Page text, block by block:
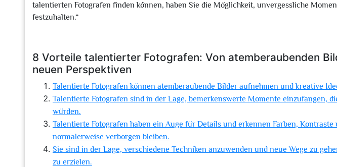
talentierten Fotografen finden können, haben Sie die Möglichkeit, unvergessliche
festzuhalten.“
8 Vorteile talentierter Fotografen: Von atemberaubenden
neuen Perspektiven
Talentierte Fotografen können atemberaubende Bilder aufnehmen und kreative
Talentierte Fotografen sind in der Lage, bemerkenswerte Momente einzufangen,
würden.
Talentierte Fotografen haben ein Auge für Details und erkennen Farben, Kontraste
normalerweise verborgen bleiben.
Sie sind in der Lage, verschiedene Techniken anzuwenden und neue Wege zu
zu erzielen.